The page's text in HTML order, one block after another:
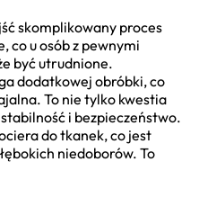
skomplikowany proces
co u osób z pewnymi
być utrudnione.
dodatkowej obróbki, co
To nie tylko kwestia
i bezpieczeństwo.
do tkanek, co jest
niedoborów. To